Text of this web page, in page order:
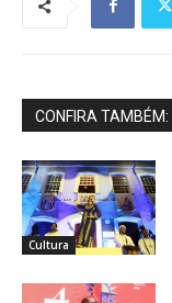
CONFIRA TAMBÉM:
Cultura